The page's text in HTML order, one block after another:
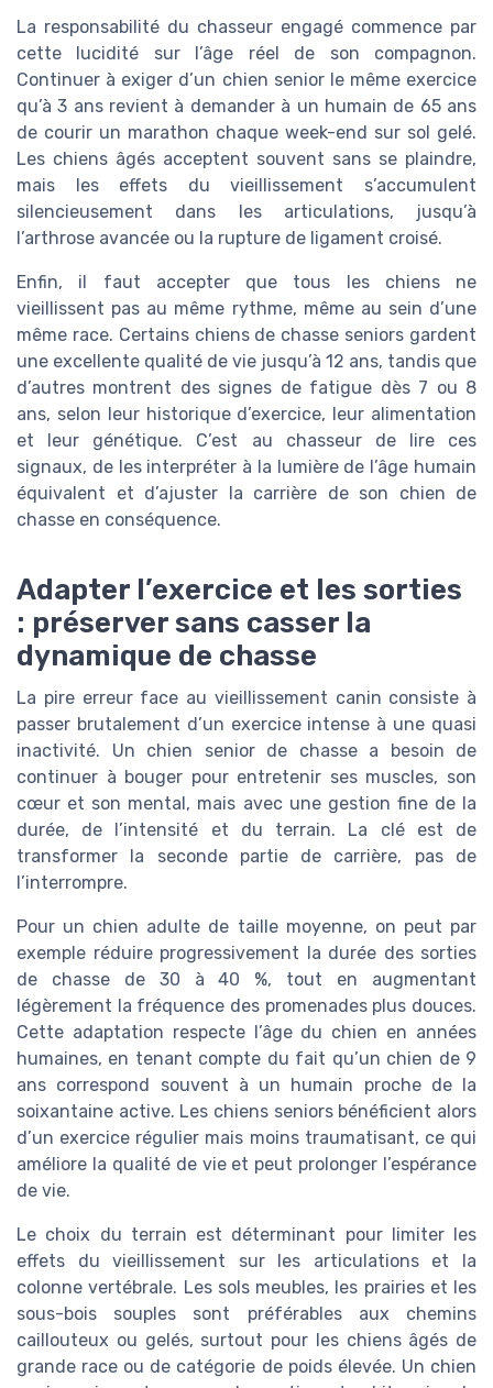
La responsabilité du chasseur engagé commence par
cette lucidité sur l’âge réel de son compagnon.
Continuer à exiger d’un chien senior le même exercice
qu’à 3 ans revient à demander à un humain de 65 ans
de courir un marathon chaque week-end sur sol gelé.
Les chiens âgés acceptent souvent sans se plaindre,
mais les effets du vieillissement s’accumulent
silencieusement dans les articulations, jusqu’à
l’arthrose avancée ou la rupture de ligament croisé.
Enfin, il faut accepter que tous les chiens ne
vieillissent pas au même rythme, même au sein d’une
même race. Certains chiens de chasse seniors gardent
une excellente qualité de vie jusqu’à 12 ans, tandis que
d’autres montrent des signes de fatigue dès 7 ou 8
ans, selon leur historique d’exercice, leur alimentation
et leur génétique. C’est au chasseur de lire ces
signaux, de les interpréter à la lumière de l’âge humain
équivalent et d’ajuster la carrière de son chien de
chasse en conséquence.
Adapter l’exercice et les sorties
: préserver sans casser la
dynamique de chasse
La pire erreur face au vieillissement canin consiste à
passer brutalement d’un exercice intense à une quasi
inactivité. Un chien senior de chasse a besoin de
continuer à bouger pour entretenir ses muscles, son
cœur et son mental, mais avec une gestion fine de la
durée, de l’intensité et du terrain. La clé est de
transformer la seconde partie de carrière, pas de
l’interrompre.
Pour un chien adulte de taille moyenne, on peut par
exemple réduire progressivement la durée des sorties
de chasse de 30 à 40 %, tout en augmentant
légèrement la fréquence des promenades plus douces.
Cette adaptation respecte l’âge du chien en années
humaines, en tenant compte du fait qu’un chien de 9
ans correspond souvent à un humain proche de la
soixantaine active. Les chiens seniors bénéficient alors
d’un exercice régulier mais moins traumatisant, ce qui
améliore la qualité de vie et peut prolonger l’espérance
de vie.
Le choix du terrain est déterminant pour limiter les
effets du vieillissement sur les articulations et la
colonne vertébrale. Les sols meubles, les prairies et les
sous-bois souples sont préférables aux chemins
caillouteux ou gelés, surtout pour les chiens âgés de
grande race ou de catégorie de poids élevée. Un chien